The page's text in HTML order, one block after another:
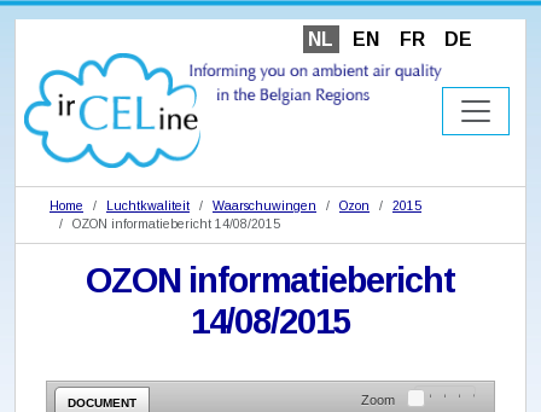
NL EN FR DE
Home Luchtkwaliteit Waarschuwingen Ozon
2015
OZON informatiebericht 14/08/2015
OZON informatiebericht
14/08/2015
DOCUMENT Zoom